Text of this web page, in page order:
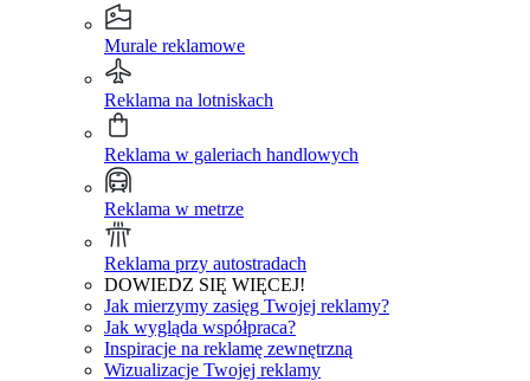
Murale reklamowe
Reklama na lotniskach
Reklama w galeriach handlowych
Reklama w metrze
Reklama przy autostradach
DOWIEDZ SIĘ WIĘCEJ!
Jak mierzymy zasięg Twojej reklamy?
Jak wygląda współpraca?
Inspiracje na reklamę zewnętrzną
Wizualizacje Twojej reklamy